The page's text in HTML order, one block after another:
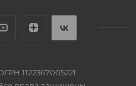
1122367005221